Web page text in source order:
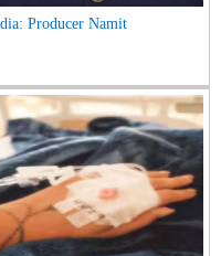
Producer Namit